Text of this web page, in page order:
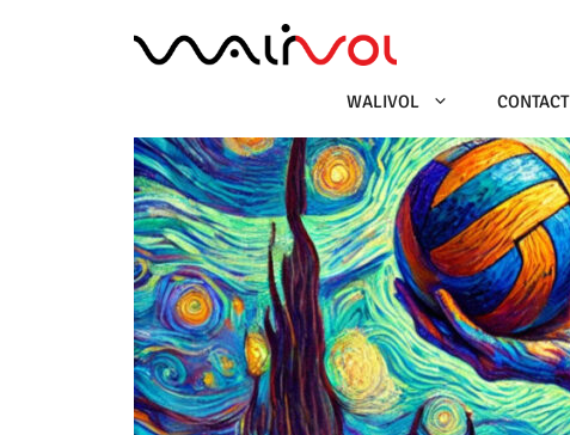
WALIVOL CONTACT